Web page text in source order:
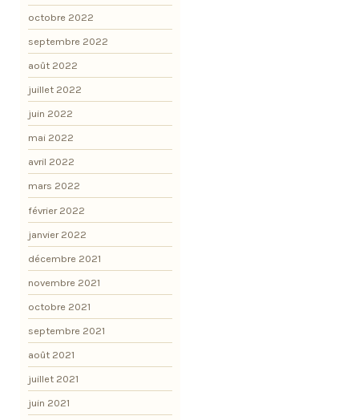
octobre 2022
septembre 2022
août 2022
juillet 2022
juin 2022
mai 2022
avril 2022
mars 2022
février 2022
janvier 2022
décembre 2021
novembre 2021
octobre 2021
septembre 2021
août 2021
juillet 2021
juin 2021